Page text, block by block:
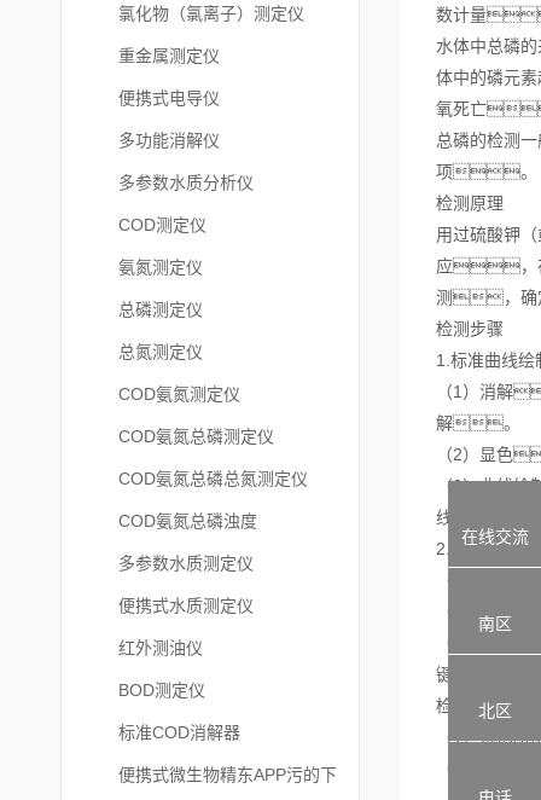
氯化物（氯离子）测定仪
重金属测定仪
便携式电导仪
多功能消解仪
多参数水质分析仪
COD测定仪
氨氮测定仪
总磷测定仪
总氮测定仪
COD氨氮测定仪
COD氨氮总磷测定仪
COD氨氮总磷总氮测定仪
COD氨氮总磷浊度
多参数水质测定仪
便携式水质测定仪
红外测油仪
BOD测定仪
标准COD消解器
便携式微生物精东APP污的下
数计量
水体中总磷
体中的磷元
氧死亡
总磷的检测
项。
检测原理
用过硫酸钾
应，在
测，确
检测步骤
1.标准曲线绘
（1）消解
解。
（2）显色
（3）曲线
线，
2.样品检测
（1）消解
（2）显色
（3）检测
键后
检测注意事项
（1）检测
（2）因磷
在线交流
南区
北区